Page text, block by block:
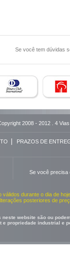
Se você tem dúvidas
2008 - 2012 . 4
| PRAZOS DE
Se você precisa
durante o dia de
posteriores de
neste website são ou
e propriedade industrial e